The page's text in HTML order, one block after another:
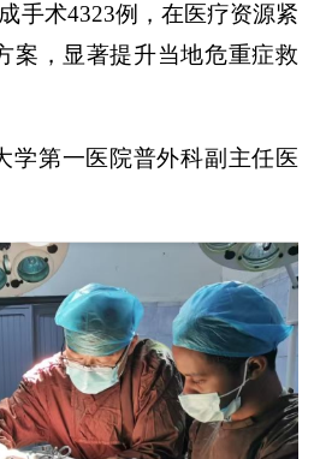
手术4323例，在医疗资源紧
案，显著提升当地危重症救
学第一医院普外科副主任医